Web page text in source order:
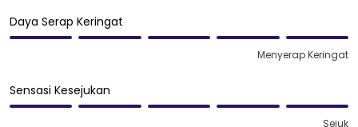
Daya Serap Keringat
Menyerap Keringat
Sensasi Kesejukan
Sejuk